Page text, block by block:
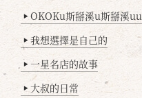
▶ OKOKu斯掰溪u斯掰溪
▶ 我想選擇是自己的
▶ 一星名店的故事
▶ 大叔的日常